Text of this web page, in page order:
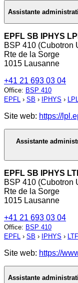
Assistante
EPFL SB IPHYS
BSP 410 (Cubotron
Rte de la Sorge
1015 Lausanne
+41 21 693 03 04
Office: BSP 410
EPFL › SB › IPHYS ›
Site web: https://
Assistante
EPFL SB IPHYS
BSP 410 (Cubotron
Rte de la Sorge
1015 Lausanne
+41 21 693 03 04
Office: BSP 410
EPFL › SB › IPHYS ›
Site web: https://
Assistante